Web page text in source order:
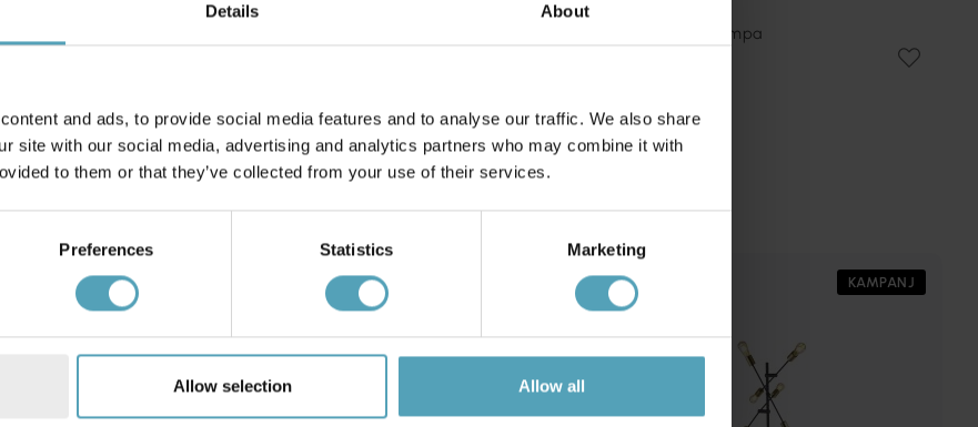
Details About
and ads, to provide social media features and to analyse our traffic. We also share
site with our social media, advertising and analytics partners who may combine it with
to them or that they’ve collected from your use of their services.
Preferences Statistics Marketing
Allow selection Allow all
SEARCHLIGHT
Adjustable golvlampa
Andra köpte även
KAMPANJ KAMPANJ